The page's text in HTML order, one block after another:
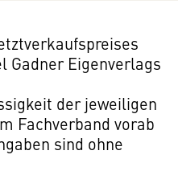
Gadner Eigenverlags
der jeweiligen
Fachverband vorab
sind ohne